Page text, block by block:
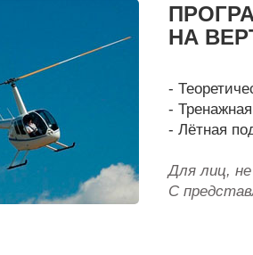
НА
-
-
- Лётная
Для лиц,
С